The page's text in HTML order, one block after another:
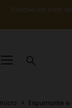
Porque um bom
Início Espumante